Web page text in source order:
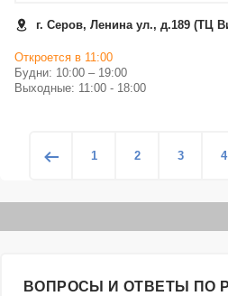
г. Серов, Ленина ул., д.189 (ТЦ
Откроется в 11:00
Будни: 10:00 – 19:00
Выходные: 11:00 - 18:00
1 2 3 4
8
ВОПРОСЫ И ОТВЕТЫ ПО